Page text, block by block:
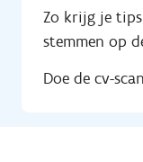
Zo krijg je
stemmen op
Doe de cv-scan